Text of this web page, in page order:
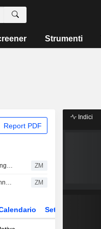
Strumenti
Report PDF
Diamondback Energy, Inc.: ancora rating Neutral per JPMorgan Chase ZM
Diamondback Energy, Inc.: Susquehanna conferma il rating Buy ZM
Settore
Indici